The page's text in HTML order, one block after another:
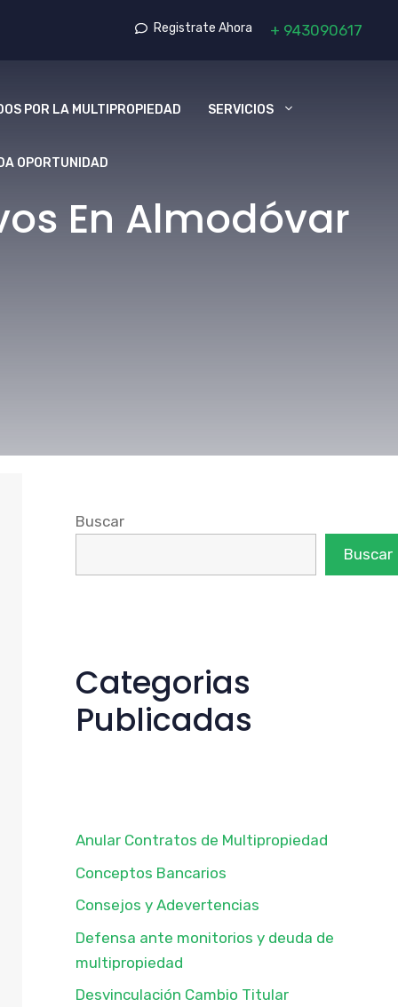
Registrate Ahora + 943090617
POR LA MULTIPROPIEDAD SERVICIOS
OPORTUNIDAD
En Almodóvar
Buscar
Buscar
Categorias
Publicadas
Anular Contratos de Multipropiedad
Conceptos Bancarios
Consejos y Adevertencias
Defensa ante monitorios y deuda de
multipropiedad
Desvinculación Cambio Titular